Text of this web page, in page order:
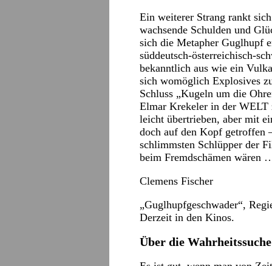
Ein weiterer Strang rankt
wachsende Schulden und
sich die Metapher Guglhupf
süddeutsch-österreichisch-
bekanntlich aus wie ein
sich womöglich Explosives
Schluss „Kugeln um die
Elmar Krekeler in der WELT
leicht übertrieben, aber mit
doch auf den Kopf getroffen
schlimmsten Schlüpper der
beim Fremdschämen wären
Clemens Fischer
„Guglhupfgeschwader“,
Derzeit in den Kinos.
Über die Wahrheitssuche